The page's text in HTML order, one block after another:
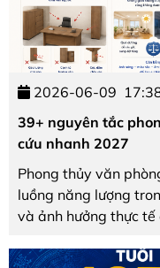
2026-06-09
39+ nguyên tắc
cứu nhanh 2027
Phong thủy văn
luồng năng lượng
và ảnh hưởng thực
định: "Kiến thức